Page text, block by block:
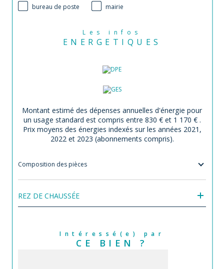
bureau de poste mairie
Les infos
ENERGETIQUES
Montant estimé des dépenses annuelles d'énergie pour
un usage standard est compris entre 830 € et 1 170 € .
Prix moyens des énergies indexés sur les années 2021,
2022 et 2023 (abonnements compris).
Composition des pièces
REZ DE CHAUSSÉE
Intéressé(e) par
CE BIEN ?